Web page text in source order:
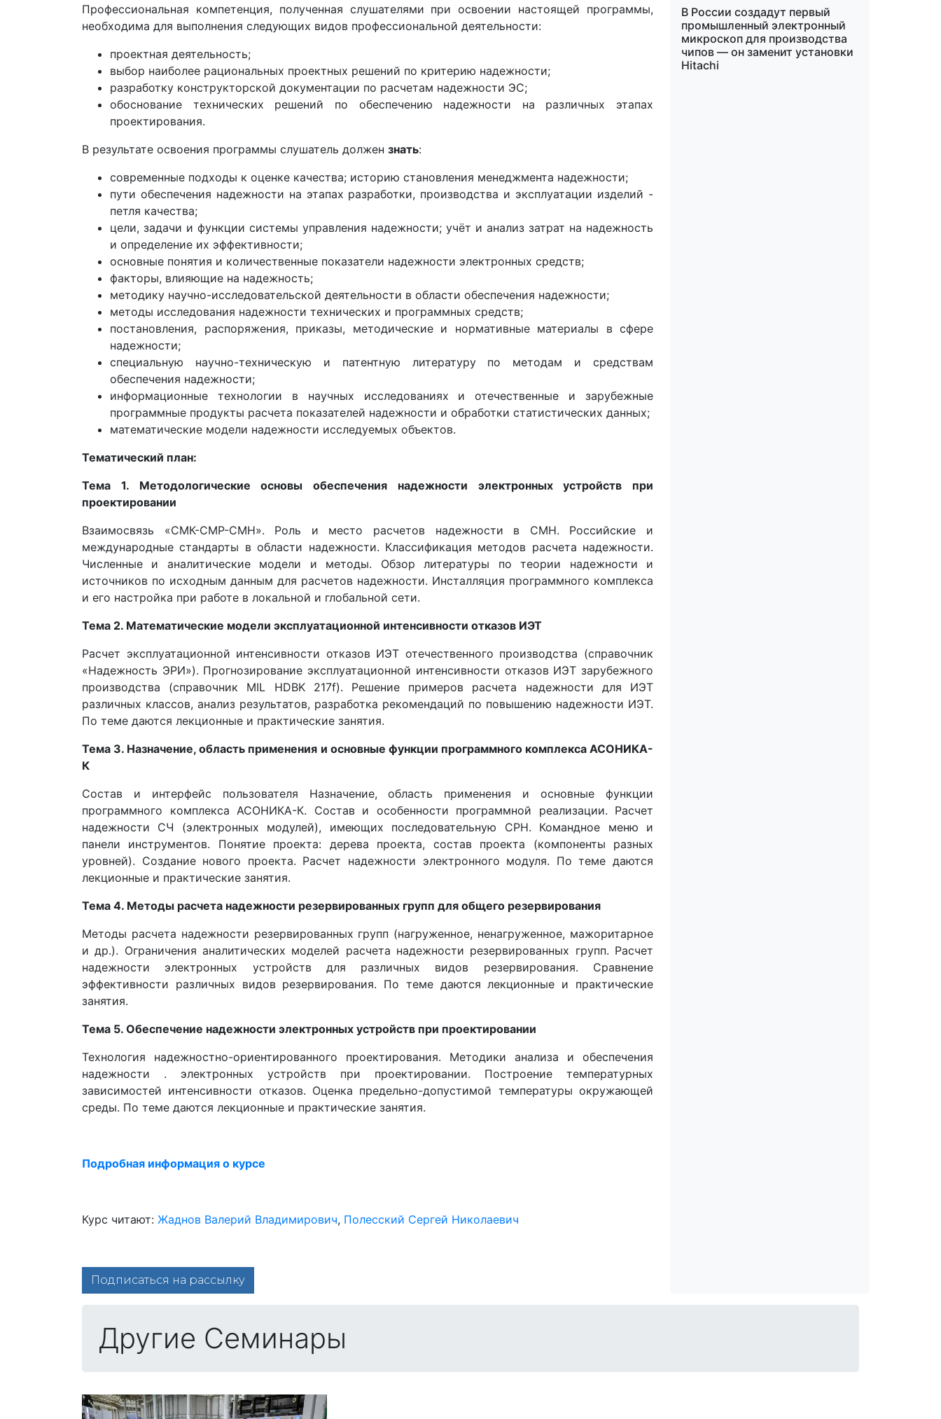
Профессиональная компетенция, полученная слушателями при освоении настоящей программы,
необходима для выполнения следующих видов профессиональной деятельности:
проектная деятельность;
выбор наиболее рациональных проектных решений по критерию надежности;
разработку конструкторской документации по расчетам надежности ЭС;
обоснование технических решений по обеспечению надежности на различных этапах
проектирования.
В результате освоения программы слушатель должен знать:
современные подходы к оценке качества; историю становления менеджмента надежности;
пути обеспечения надежности на этапах разработки, производства и эксплуатации изделий -
петля качества;
цели, задачи и функции системы управления надежности; учёт и анализ затрат на надежность
и определение их эффективности;
основные понятия и количественные показатели надежности электронных средств;
факторы, влияющие на надежность;
методику научно-исследовательской деятельности в области обеспечения надежности;
методы исследования надежности технических и программных средств;
постановления, распоряжения, приказы, методические и нормативные материалы в сфере
надежности;
специальную научно-техническую и патентную литературу по методам и средствам
обеспечения надежности;
информационные технологии в научных исследованиях и отечественные и зарубежные
программные продукты расчета показателей надежности и обработки статистических данных;
математические модели надежности исследуемых объектов.
Тематический план:
Тема 1. Методологические основы обеспечения надежности электронных устройств при
проектировании
Взаимосвязь «СМК-СМР-СМН». Роль и место расчетов надежности в СМН. Российские и
международные стандарты в области надежности. Классификация методов расчета надежности.
Численные и аналитические модели и методы. Обзор литературы по теории надежности и
источников по исходным данным для расчетов надежности. Инсталляция программного комплекса
и его настройка при работе в локальной и глобальной сети.
Тема 2. Математические модели эксплуатационной интенсивности отказов ИЭТ
Расчет эксплуатационной интенсивности отказов ИЭТ отечественного производства (справочник
«Надежность ЭРИ»). Прогнозирование эксплуатационной интенсивности отказов ИЭТ зарубежного
производства (справочник MIL HDBK 217f). Решение примеров расчета надежности для ИЭТ
различных классов, анализ результатов, разработка рекомендаций по повышению надежности ИЭТ.
По теме даются лекционные и практические занятия.
Тема 3. Назначение, область применения и основные функции программного комплекса АСОНИКА-
К
Состав и интерфейс пользователя Назначение, область применения и основные функции
программного комплекса АСОНИКА-К. Состав и особенности программной реализации. Расчет
надежности СЧ (электронных модулей), имеющих последовательную СРН. Командное меню и
панели инструментов. Понятие проекта: дерева проекта, состав проекта (компоненты разных
уровней). Создание нового проекта. Расчет надежности электронного модуля. По теме даются
лекционные и практические занятия.
Тема 4. Методы расчета надежности резервированных групп для общего резервирования
Методы расчета надежности резервированных групп (нагруженное, ненагруженное, мажоритарное
и др.). Ограничения аналитических моделей расчета надежности резервированных групп. Расчет
надежности электронных устройств для различных видов резервирования. Сравнение
эффективности различных видов резервирования. По теме даются лекционные и практические
занятия.
Тема 5. Обеспечение надежности электронных устройств при проектировании
Технология надежностно-ориентированного проектирования. Методики анализа и обеспечения
надежности . электронных устройств при проектировании. Построение температурных
зависимостей интенсивности отказов. Оценка предельно-допустимой температуры окружающей
среды. По теме даются лекционные и практические занятия.
Подробная информация о курсе
Курс читают: Жаднов Валерий Владимирович, Полесский Сергей Николаевич
Подписаться на рассылку
В России создадут первый
промышленный электронный
микроскоп для производства
чипов — он заменит установки
Hitachi
Другие Семинары